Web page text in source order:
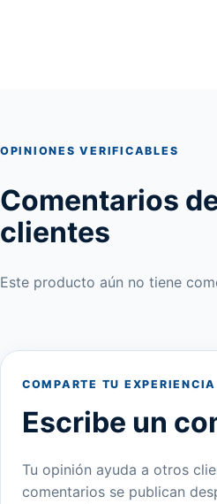
OPINIONES VERIFICABLES
Comentarios
clientes
Este producto aún no tiene
COMPARTE TU EXPERIENCIA
Escribe un
Tu opinión ayuda a otros
comentarios se publican